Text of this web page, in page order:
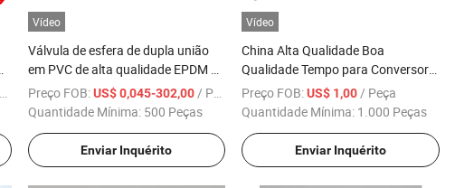
Vídeo
Válvula de esfera de dupla união
em PVC de alta qualidade EPDM da
China
Preço FOB:US$ 0,045-302,00 / Peça
Quantidade Mínima: 500 Peças
Enviar Inquérito
Vídeo
China Alta Qualidade Boa
Qualidade Tempo para Conversor
Digital
Preço FOB:US$ 1,00 / Peça
Quantidade Mínima: 1.000 Peças
Enviar Inquérito